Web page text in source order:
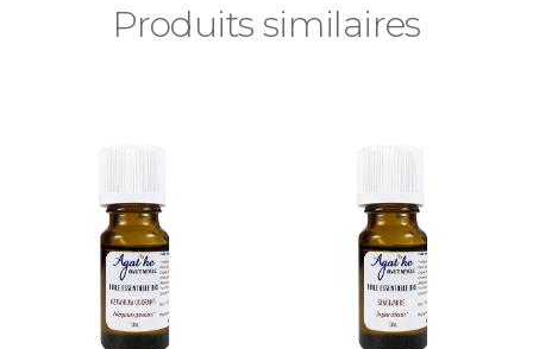
Produits similaires